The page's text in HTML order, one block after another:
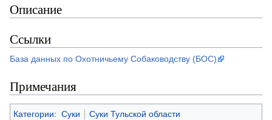
Описание
Ссылки
База данных по Охотничьему Собаководству (БОС)
Примечания
Категории: Суки
Суки Тульской области